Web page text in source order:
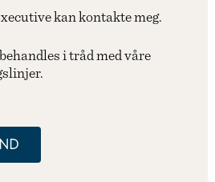
kan kontakte meg.
behandles i tråd med våre